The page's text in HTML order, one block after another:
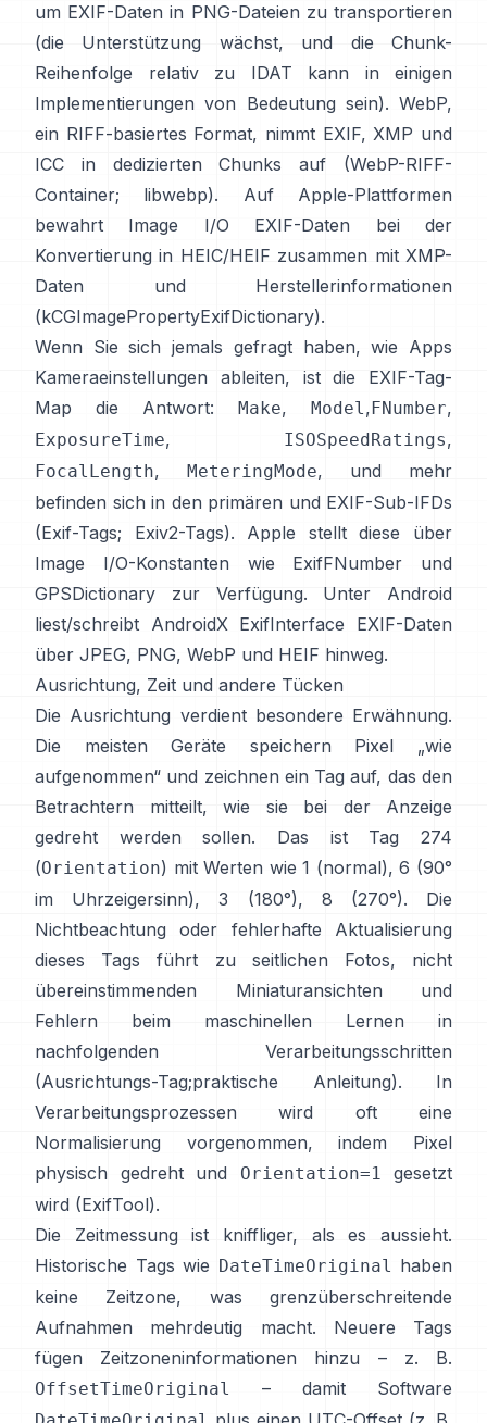
um EXIF-Daten in PNG-Dateien zu transportieren
(die Unterstützung wächst, und die Chunk-
Reihenfolge relativ zu IDAT kann in einigen
Implementierungen von Bedeutung sein). WebP,
ein RIFF-basiertes Format, nimmt EXIF, XMP und
ICC in dedizierten Chunks auf (WebP-RIFF-
Container; libwebp). Auf Apple-Plattformen
bewahrt Image I/O EXIF-Daten bei der
Konvertierung in HEIC/HEIF zusammen mit XMP-
Daten und Herstellerinformationen
(kCGImagePropertyExifDictionary).
Wenn Sie sich jemals gefragt haben, wie Apps
Kameraeinstellungen ableiten, ist die EXIF-Tag-
Map die Antwort: Make, Model,FNumber,
ExposureTime, ISOSpeedRatings,
FocalLength, MeteringMode, und mehr
befinden sich in den primären und EXIF-Sub-IFDs
(Exif-Tags; Exiv2-Tags). Apple stellt diese über
Image I/O-Konstanten wie
ExifFNumber
und
GPSDictionary zur Verfügung. Unter Android
liest/schreibt AndroidX ExifInterface
EXIF-Daten
über JPEG, PNG, WebP und HEIF hinweg.
Ausrichtung, Zeit und andere Tücken
Die Ausrichtung verdient besondere Erwähnung.
Die meisten Geräte speichern Pixel „wie
aufgenommen“ und zeichnen ein Tag auf, das den
Betrachtern mitteilt, wie sie bei der Anzeige
gedreht werden sollen. Das ist Tag 274
(Orientation) mit Werten wie 1 (normal), 6 (90°
im Uhrzeigersinn), 3 (180°), 8 (270°). Die
Nichtbeachtung oder fehlerhafte Aktualisierung
dieses Tags führt zu seitlichen Fotos, nicht
übereinstimmenden Miniaturansichten und
Fehlern beim maschinellen Lernen in
nachfolgenden Verarbeitungsschritten
(Ausrichtungs-Tag;praktische Anleitung). In
Verarbeitungsprozessen wird oft eine
Normalisierung vorgenommen, indem Pixel
physisch gedreht und
Orientation=1 gesetzt
wird (ExifTool).
Die Zeitmessung ist kniffliger, als es aussieht.
Historische Tags wie DateTimeOriginal haben
keine Zeitzone, was grenzüberschreitende
Aufnahmen mehrdeutig macht. Neuere Tags
fügen Zeitzoneninformationen hinzu – z. B.
OffsetTimeOriginal – damit Software